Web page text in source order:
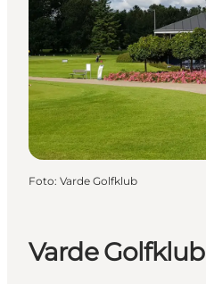
Oplevelser
Overnatning
Planlæg ferien
Varde Golfklub
Foto: Varde Golfklub